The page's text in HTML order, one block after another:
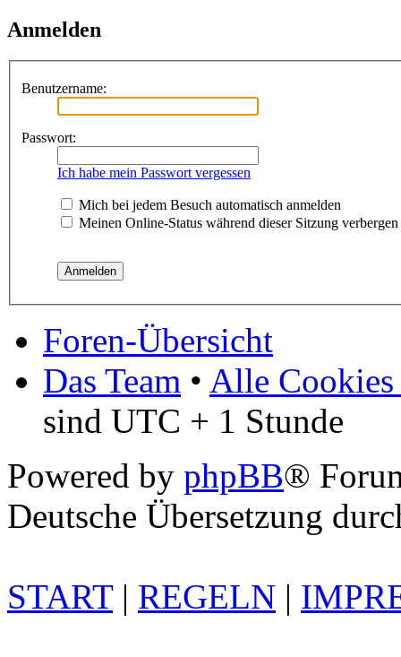
Anmelden
Benutzername:
Passwort:
Ich habe mein Passwort vergessen
Mich bei jedem Besuch automatisch anmelden
Meinen Online-Status während dieser Sitzung verbergen
Foren-Übersicht
Das Team • Alle Cookies
sind UTC + 1 Stunde
Powered by phpBB®
Deutsche Übersetzung
START| REGELN |